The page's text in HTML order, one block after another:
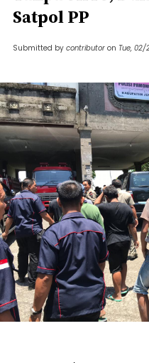
Satpol PP
Submitted by contributor on Tue, 02/